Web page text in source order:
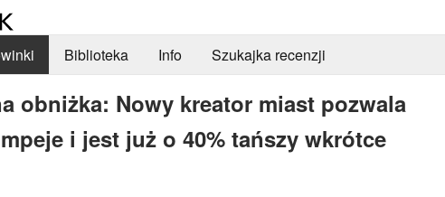
Biblioteka Info Szukajka recenzji
obniżka: Nowy kreator miast pozwala
i jest już o 40% tańszy wkrótce